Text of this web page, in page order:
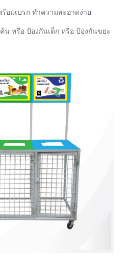
อมเบรก ทำความสะอาดง่าย
หรือ ป้องกันเด็ก หรือ ป้องกันขยะ